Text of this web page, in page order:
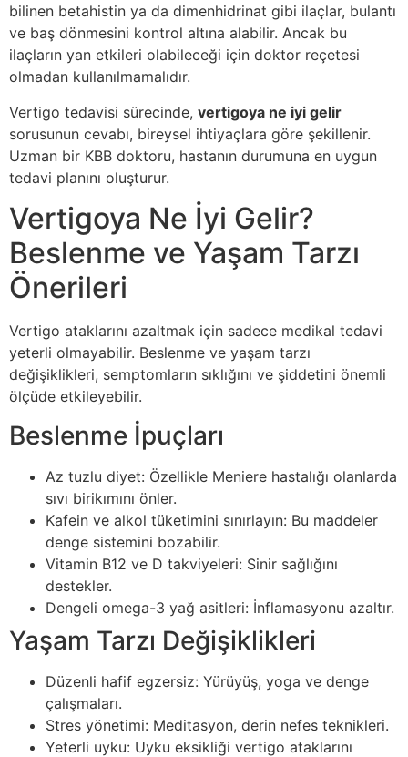
bilinen betahistin ya da dimenhidrinat gibi ilaçlar, bulantı
ve baş dönmesini kontrol altına alabilir. Ancak bu
ilaçların yan etkileri olabileceği için doktor reçetesi
olmadan kullanılmamalıdır.
Vertigo tedavisi sürecinde, vertigoya ne iyi gelir
sorusunun cevabı, bireysel ihtiyaçlara göre şekillenir.
Uzman bir KBB doktoru, hastanın durumuna en uygun
tedavi planını oluşturur.
Vertigoya Ne İyi Gelir?
Beslenme ve Yaşam Tarzı
Önerileri
Vertigo ataklarını azaltmak için sadece medikal tedavi
yeterli olmayabilir. Beslenme ve yaşam tarzı
değişiklikleri, semptomların sıklığını ve şiddetini önemli
ölçüde etkileyebilir.
Beslenme İpuçları
Az tuzlu diyet: Özellikle Meniere hastalığı olanlarda
sıvı birikımını önler.
Kafein ve alkol tüketimini sınırlayın: Bu maddeler
denge sistemini bozabilir.
Vitamin B12 ve D takviyeleri: Sinir sağlığını
destekler.
Dengeli omega-3 yağ asitleri: İnflamasyonu azaltır.
Yaşam Tarzı Değişiklikleri
Düzenli hafif egzersiz: Yürüyüş, yoga ve denge
çalışmaları.
Stres yönetimi: Meditasyon, derin nefes teknikleri.
Yeterli uyku: Uyku eksikliği vertigo ataklarını